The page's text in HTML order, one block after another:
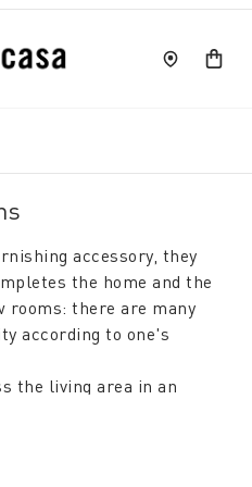
accessory, they
the home and the
rooms: there are many
according to one's
the living area in an
materials and